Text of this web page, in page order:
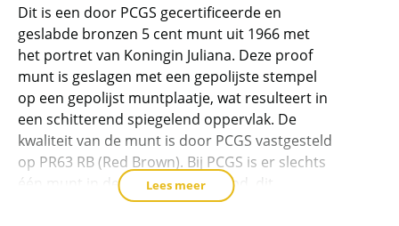
-
PR63
RB
PCGS
gecertificeerd
(pop
1/3)
aantal
Dit is een door PCGS gecertificeerde en
geslabde bronzen 5 cent munt uit 1966 met
het portret van Koningin Juliana. Deze proof
munt is geslagen met een gepolijste stempel
op een gepolijst muntplaatje, wat resulteert in
een schitterend spiegelend oppervlak. De
kwaliteit van de munt is door PCGS vastgesteld
op PR63 RB (Red Brown). Bij PCGS is er slechts
één munt in deze kwaliteit geslabd, dit
specifieke exemplaar. Er zijn drie munten met
Lees meer